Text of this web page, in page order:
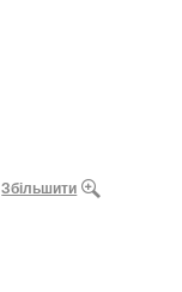
Збільшити